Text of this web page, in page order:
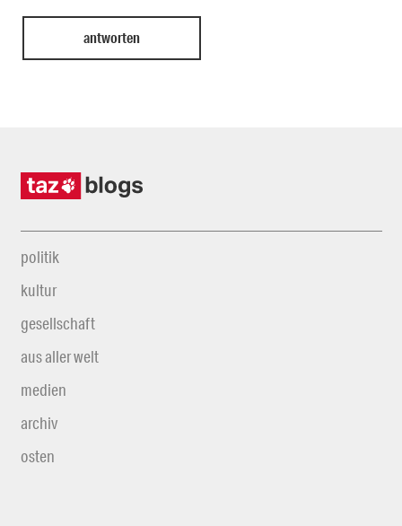
politik
kultur
gesellschaft
aus aller welt
medien
archiv
osten